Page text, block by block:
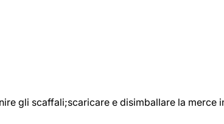
gli scaffali;scaricare e disimballare la